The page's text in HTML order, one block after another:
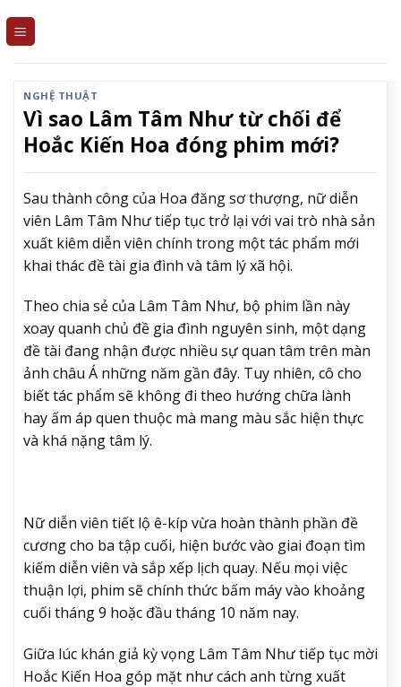
NGHỆ THUẬT
Vì sao Lâm Tâm Như từ chối để
Hoắc Kiến Hoa đóng phim mới?
Sau thành công của Hoa đăng sơ thượng, nữ diễn
viên Lâm Tâm Như tiếp tục trở lại với vai trò nhà sản
xuất kiêm diễn viên chính trong một tác phẩm mới
khai thác đề tài gia đình và tâm lý xã hội.
Theo chia sẻ của Lâm Tâm Như, bộ phim lần này
xoay quanh chủ đề gia đình nguyên sinh, một dạng
đề tài đang nhận được nhiều sự quan tâm trên màn
ảnh châu Á những năm gần đây. Tuy nhiên, cô cho
biết tác phẩm sẽ không đi theo hướng chữa lành
hay ấm áp quen thuộc mà mang màu sắc hiện thực
và khá nặng tâm lý.
Nữ diễn viên tiết lộ ê-kíp vừa hoàn thành phần đề
cương cho ba tập cuối, hiện bước vào giai đoạn tìm
kiếm diễn viên và sắp xếp lịch quay. Nếu mọi việc
thuận lợi, phim sẽ chính thức bấm máy vào khoảng
cuối tháng 9 hoặc đầu tháng 10 năm nay.
Giữa lúc khán giả kỳ vọng Lâm Tâm Như tiếp tục mời
Hoắc Kiến Hoa góp mặt như cách anh từng xuất